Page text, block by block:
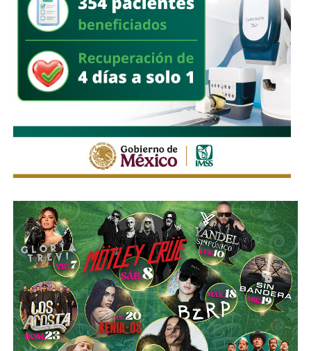
ciudad, lasque avisen que la ciclovía no es para que se
estacionen autos de los negocios de Carranza o
Himno Nacional.
La Avenida Chapultepec tiene varias señales que indican
que ellímite de velocidad es de 50 km/h, algunas casi
borradas -ahí te encargo, Ayuntamiento- pero en los
videos que circularon de autos voladores,en ninguno de
los casos, la velocidad del vehículo estaba por debajo
del límite permitido
.
Sí hubo un fallo grande por parte de lasautoridades
viales municipales que no anunciaron a tiempo el tope